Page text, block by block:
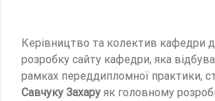
Керівництво та колектив кафедри
розробку сайту кафедри, яка
рамках переддипломної практики,
Савчуку Захару як головному